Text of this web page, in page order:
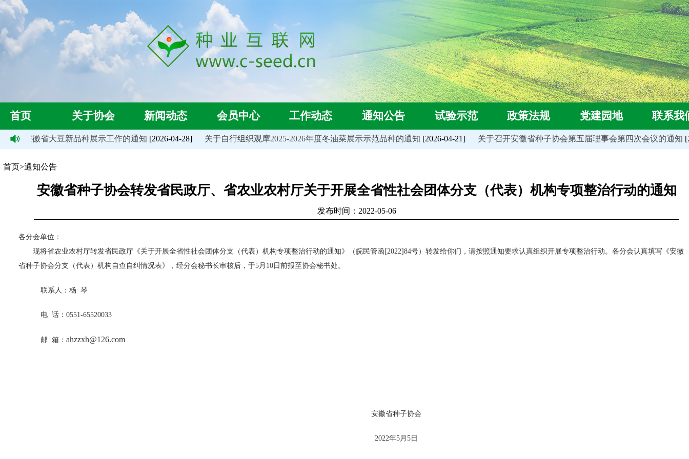
首页 关于协会 新闻动态 会员中心 工作动态 通知公告 试验示范 政策法规 党建园地 联系我
年度安徽省大豆新品种展示工作的通知 [2026-04-28] 关于自行组织观摩2025-2026年度冬油菜展示示范品种的通知 [2026-04-21] 关于召开安徽省种子协会第五届理事会第四次会议的通知
首页>通知公告
安徽省种子协会转发省民政厅、省农业农村厅关于开展全省性社会团体分支（代表）机构专项整治行动的通知
发布时间：2022-05-06
各分会单位：
现将省农业农村厅转发省民政厅《关于开展全省性社会团体分支（代表）机构专项整治行动的通知》（皖民管函[2022]84号）转发给你们，请按照通知要求认真组织开展专项整治行动。各分会认真填写《安徽
省种子协会分支（代表）机构自查自纠情况表》，经分会秘书长审核后，于5月10日前报至协会秘书处。
联系人：杨 琴
电 话：0551-65520033
邮 箱： ahzzxh@126.com
安徽省种子协会
2022年5月5日